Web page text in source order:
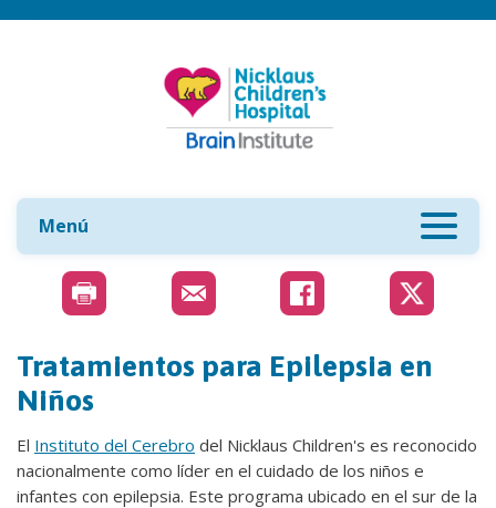
Menú
Tratamientos para Epilepsia en
Niños
El Instituto del Cerebro del Nicklaus Children's es reconocido
nacionalmente como líder en el cuidado de los niños e
infantes con epilepsia. Este programa ubicado en el sur de la